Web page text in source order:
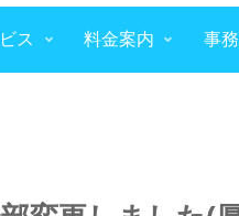
ス 料金案内 事